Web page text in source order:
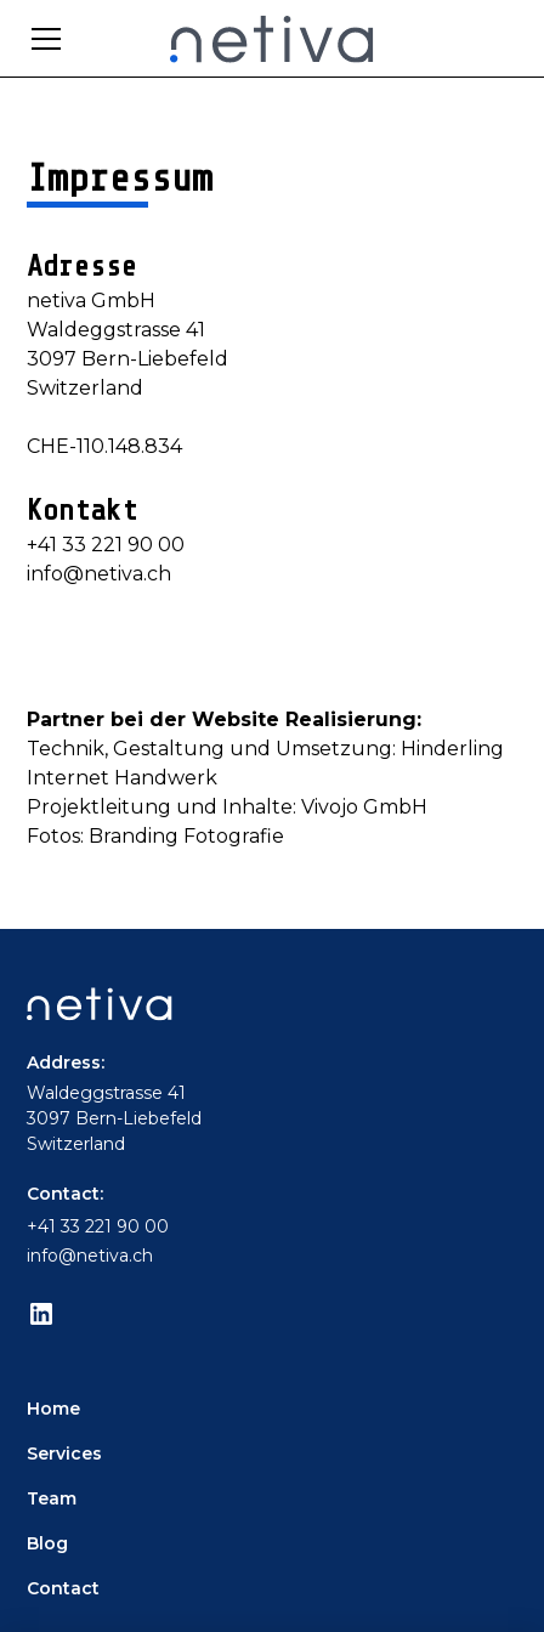
Impressum
Adresse
netiva GmbH
Waldeggstrasse 41
3097 Bern-Liebefeld
Switzerland
CHE-110.148.834
Kontakt
+41 33 221 90 00
info@netiva.ch
Partner bei der Website Realisierung:
Technik, Gestaltung und Umsetzung: Hinderling
Internet Handwerk
Projektleitung und Inhalte:Vivojo GmbH
Fotos: Branding Fotografie
Address:
Waldeggstrasse 41
3097 Bern-Liebefeld
Switzerland
Contact:
+41 33 221 90 00
info@netiva.ch
Home
Services
Team
Blog
Contact